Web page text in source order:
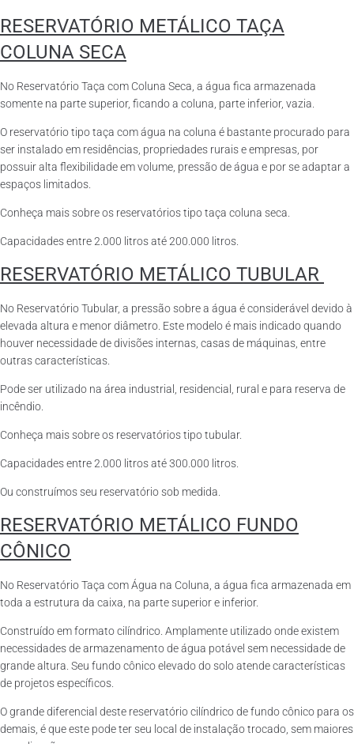
RESERVATÓRIO METÁLICO TAÇA
COLUNA SECA
No Reservatório Taça com Coluna Seca, a água fica armazenada
somente na parte superior, ficando a coluna, parte inferior, vazia.
O reservatório tipo taça com água na coluna é bastante procurado para
ser instalado em residências, propriedades rurais e empresas, por
possuir alta flexibilidade em volume, pressão de água e por se adaptar a
espaços limitados.
Conheça mais sobre os reservatórios tipo taça coluna seca.
Capacidades entre 2.000 litros até 200.000 litros.
RESERVATÓRIO METÁLICO TUBULAR
No Reservatório Tubular, a pressão sobre a água é considerável devido à
elevada altura e menor diâmetro. Este modelo é mais indicado quando
houver necessidade de divisões internas, casas de máquinas, entre
outras características.
Pode ser utilizado na área industrial, residencial, rural e para reserva de
incêndio.
Conheça mais sobre os reservatórios tipo tubular.
Capacidades entre 2.000 litros até 300.000 litros.
Ou construímos seu reservatório sob medida.
RESERVATÓRIO METÁLICO FUNDO
CÔNICO
No Reservatório Taça com Água na Coluna, a água fica armazenada em
toda a estrutura da caixa, na parte superior e inferior.
Construído em formato cilíndrico. Amplamente utilizado onde existem
necessidades de armazenamento de água potável sem necessidade de
grande altura. Seu fundo cônico elevado do solo atende características
de projetos específicos.
O grande diferencial deste reservatório cilíndrico de fundo cônico para os
demais, é que este pode ter seu local de instalação trocado, sem maiores